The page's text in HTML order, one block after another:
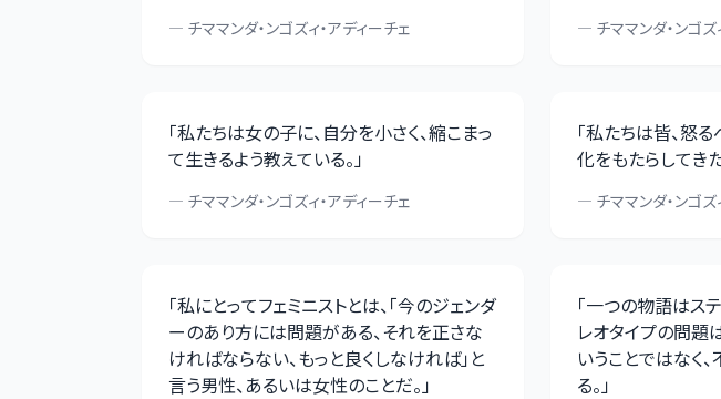
— チママンダ・ンゴズィ・アディーチェ — チママンダ・ンゴズ
「私たちは女の子に、自分を小さく、縮こまっ
て生きるよう教えている。」
— チママンダ・ンゴズィ・アディーチェ
「私たちは皆、怒る
化をもたらしてき
— チママンダ・ンゴズ
「私にとってフェミニストとは、「今のジェンダ
ーのあり方には問題がある、それを正さな
ければならない、もっと良くしなければ」と
言う男性、あるいは女性のことだ。」
「一つの物語はス
レオタイプの問題
いうことではなく
る。」